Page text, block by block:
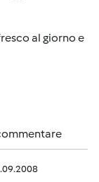
al giorno e